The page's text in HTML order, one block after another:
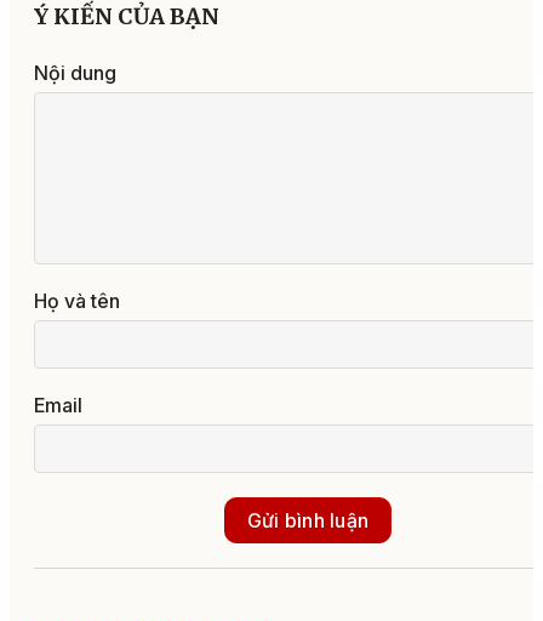
Ý KIẾN CỦA BẠN
Nội dung
Họ và tên
Email
Gửi bình luận